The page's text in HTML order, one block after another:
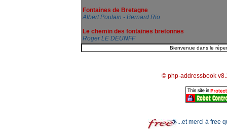
Fontaines de Bretagne
Albert Poulain - Bernard Rio
Le chemin des fontaines bretonnes
Roger LE DEUNFF
© php-addressbook
...et merci à free